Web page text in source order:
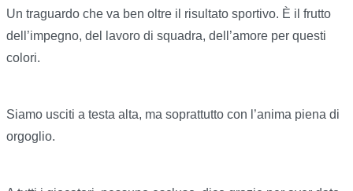
Un traguardo che va ben oltre il risultato sportivo. È il frutto
dell’impegno, del lavoro di squadra, dell’amore per questi
colori.
Siamo usciti a testa alta, ma soprattutto con l’anima piena di
orgoglio.